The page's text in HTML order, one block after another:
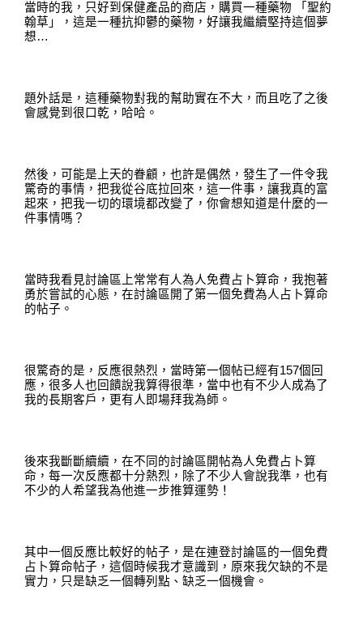
當時的我 ， 只好到保健產品的商店 ， 購買一種藥物
「聖約
翰草 」， 這是一種抗抑鬱的藥物 ， 好讓我繼續堅持這個夢
想…
題外話是 ， 這種藥物對我的幫助實在不大 ， 而且吃了之後
會感覺到很口乾 ， 哈哈 。
然後 ， 可能是上天的眷顧 ， 也許是偶然 ， 發生了一件令我
驚奇的事情 ， 把我從谷底拉回來 ， 這一件事 ， 讓我真的富
起來 ， 把我一切的環境都改變了 ， 你會想知道是什麼的一
件事情嗎 ？
當時我看見討論區上常常有人為人免費占卜算命 ， 我抱著
勇於嘗試的心態 ， 在討論區開了第一個免費為人占卜算命
的帖子 。
很驚奇的是 ， 反應很熱烈 ， 當時第一個帖已經有157個回
應 ， 很多人也回饋說我算得很準 ， 當中也有不少人成為了
我的長期客戶 ， 更有人即場拜我為師 。
後來我斷斷續續 ， 在不同的討論區開帖為人免費占卜算
命 ， 每一次反應都十分熱烈 ， 除了不少人會說我準 ， 也有
不少的人希望我為他進一步推算運勢 ！
其中一個反應比較好的帖子 ， 是在連登討論區的一個免費
占卜算命帖子 ， 這個時候我才意識到 ， 原來我欠缺的不是
實力 ， 只是缺乏一個轉列點 、 缺乏一個機會 。